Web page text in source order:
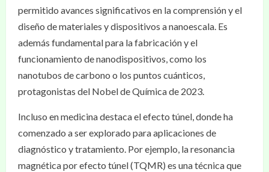
permitido avances significativos en la comprensión y el
diseño de materiales y dispositivos a nanoescala. Es
además fundamental para la fabricación y el
funcionamiento de nanodispositivos, como los
nanotubos de carbono o los puntos cuánticos,
protagonistas del Nobel de Química de 2023.
Incluso en medicina destaca el efecto túnel, donde ha
comenzado a ser explorado para aplicaciones de
diagnóstico y tratamiento. Por ejemplo, la resonancia
magnética por efecto túnel (TQMR) es una técnica que